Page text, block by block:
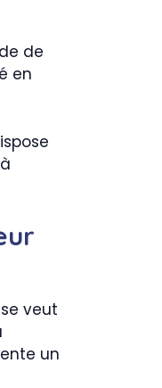
de
en
veut
un